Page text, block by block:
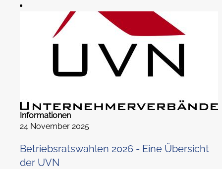
Informationen
24 November 2025
Betriebsratswahlen 2026 - Eine Übersicht
der UVN